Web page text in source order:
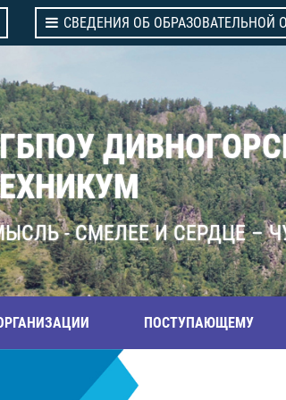
СВЕДЕНИЯ ОБ ОБРАЗОВАТЕЛЬНОЙ
- СМЕЛЕЕ И СЕРДЦЕ –
ПОСТУПАЮЩЕМУ